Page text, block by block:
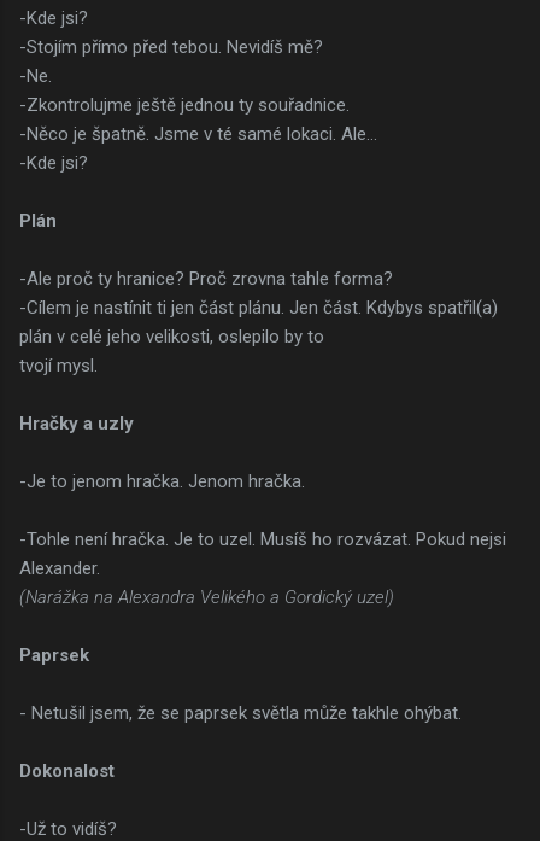
-Kde jsi?
-Stojím přímo před tebou. Nevidíš mě?
-Ne.
-Zkontrolujme ještě jednou ty souřadnice.
-Něco je špatně. Jsme v té samé lokaci. Ale…
-Kde jsi?
Plán
-Ale proč ty hranice? Proč zrovna tahle forma?
-Cílem je nastínit ti jen část plánu. Jen část. Kdybys spatřil(a)
plán v celé jeho velikosti, oslepilo by to
tvojí mysl.
Hračky a uzly
-Je to jenom hračka. Jenom hračka.
-Tohle není hračka. Je to uzel. Musíš ho rozvázat. Pokud nejsi
Alexander.
(Narážka na Alexandra Velikého a Gordický uzel)
Paprsek
- Netušil jsem, že se paprsek světla může takhle ohýbat.
Dokonalost
-Už to vidíš?